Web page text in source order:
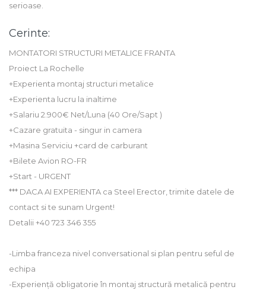
serioase.
Cerinte:
MONTATORI STRUCTURI METALICE FRANTA
Proiect La Rochelle
+Experienta montaj structuri metalice
+Experienta lucru la inaltime
+Salariu 2.900€ Net/Luna (40 Ore/Sapt )
+Cazare gratuita - singur in camera
+Masina Serviciu +card de carburant
+Bilete Avion RO-FR
+Start - URGENT
*** DACA AI EXPERIENTA ca Steel Erector, trimite datele de
contact si te sunam Urgent!
Detalii +40 723 346 355
-Limba franceza nivel conversational si plan pentru seful de
echipa
-Experiență obligatorie în montaj structură metalică pentru